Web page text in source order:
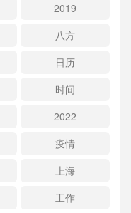
2019
八方
日历
时间
2022
疫情
上海
工作